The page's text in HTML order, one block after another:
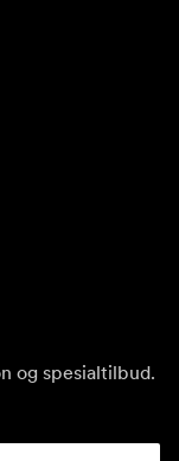
og spesialtilbud.